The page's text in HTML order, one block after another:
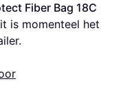
Fiber Bag 18C
is momenteel het